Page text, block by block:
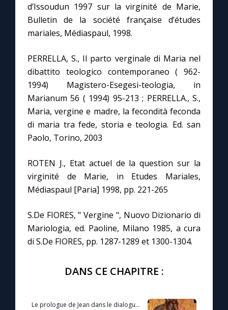
d’Issoudun 1997 sur la virginité de Marie,
Bulletin de la société française d’études
mariales, Médiaspaul, 1998.
PERRELLA, S., Il parto verginale di Maria nel
dibattito teologico contemporaneo ( 962-
1994) Magistero-Esegesi-teologia, in
Marianum 56 ( 1994) 95-213 ; PERRELLA., S.,
Maria, vergine e madre, la fecondità feconda
di maria tra fede, storia e teologia. Ed. san
Paolo, Torino, 2003
ROTEN J., Etat actuel de la question sur la
virginité de Marie, in Etudes Mariales,
Médiaspaul [Paria] 1998, pp. 221-265
S.De FIORES, " Vergine ", Nuovo Dizionario di
Mariologia, ed. Paoline, Milano 1985, a cura
di S.De FIORES, pp. 1287-1289 et 1300-1304.
DANS CE CHAPITRE :
Le prologue de Jean dans le dialogue